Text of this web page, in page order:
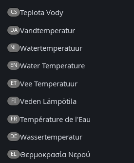
CS Teplota Vody
DA Vandtemperatur
NL Watertemperatuur
EN Water Temperature
ET Vee Temperatuur
FI Veden Lämpötila
FR Température de l'Eau
DE Wassertemperatur
EL Θερμοκρασία Νερού